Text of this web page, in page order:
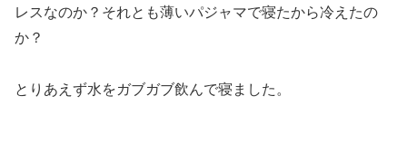
レスなのか？それとも薄いパジャマで寝たから冷えたの
か？
とりあえず水をガブガブ飲んで寝ました。